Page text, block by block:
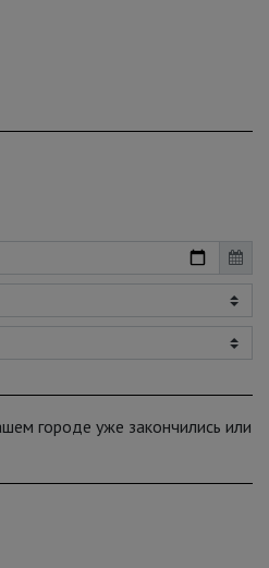
городе уже закончились или